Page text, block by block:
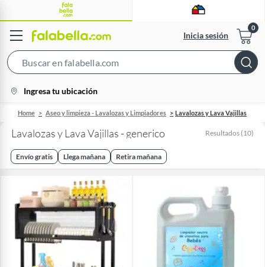
Inicia sesión
Bar
location-
icon
Ingresa tu ubicación
Home Aseo y limpieza - Lavalozas y Limpiadores Lavalozas y Lava Vajillas
Lavalozas y Lava Vajillas - generico Resultados (10)
Envío gratis Llega mañana Retira mañana